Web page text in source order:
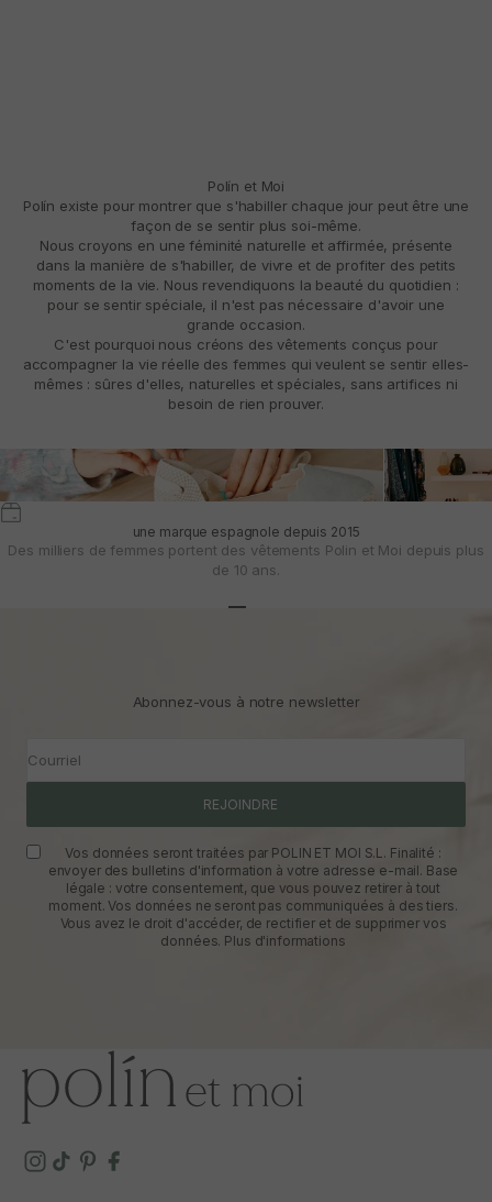
Polín et Moi
Polín existe pour montrer que s'habiller chaque jour peut être une
façon de se sentir plus soi-même.
Nous croyons en une féminité naturelle et affirmée, présente
dans la manière de s'habiller, de vivre et de profiter des petits
moments de la vie. Nous revendiquons la beauté du quotidien :
pour se sentir spéciale, il n'est pas nécessaire d'avoir une
grande occasion.
C'est pourquoi nous créons des vêtements conçus pour
accompagner la vie réelle des femmes qui veulent se sentir elles-
mêmes : sûres d'elles, naturelles et spéciales, sans artifices ni
besoin de rien prouver.
une marque espagnole depuis 2015
Des milliers de femmes portent des vêtements Polin et Moi depuis plus
de 10 ans.
Abonnez-vous à notre newsletter
Courriel
REJOINDRE
Vos données seront traitées par POLIN ET MOI S.L. Finalité :
envoyer des bulletins d'information à votre adresse e-mail. Base
légale : votre consentement, que vous pouvez retirer à tout
moment. Vos données ne seront pas communiquées à des tiers.
Vous avez le droit d'accéder, de rectifier et de supprimer vos
données. Plus d'informations